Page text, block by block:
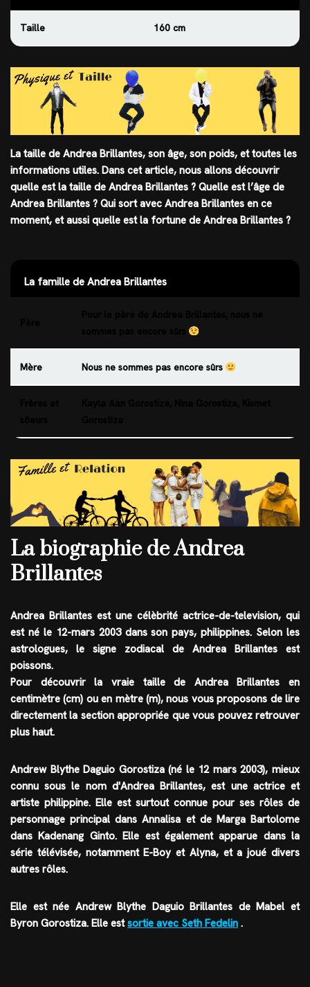
Taille 160 cm
La taille de Andrea Brillantes, son âge, son poids, et toutes les
informations utiles. Dans cet article, nous allons découvrir
quelle estla taille de Andrea Brillantes ? Quelle est l’âge de
Andrea Brillantes ? Qui sort avec Andrea Brillantes en ce
moment, et aussi quelle est la fortune de Andrea Brillantes ?
La famille de Andrea Brillantes
Mère Nous ne sommes pas encore sûrs
La biographie de Andrea
Brillantes
Andrea Brillantes est une célèbrité actrice-de-television, qui
est né le 12-mars 2003dans son pays,philippines. Selon les
astrologues, le signe zodiacal de Andrea Brillantes est
poissons.
Pour découvrir la vraie taille de Andrea Brillantes en
centimètre (cm) ou en mètre (m), nous vous proposons de lire
directement la section appropriée que vous pouvez retrouver
plus haut.
Andrew Blythe Daguio Gorostiza (né le 12 mars 2003), mieux
connu sous le nom d'Andrea Brillantes, est une actrice et
artiste philippine. Elle est surtout connue pour ses rôles de
personnage principal dans Annalisa et de Marga Bartolome
dans Kadenang Ginto. Elle est également apparue dans la
série télévisée, notamment E-Boy et Alyna, et a joué divers
autres rôles.
Elle est née Andrew Blythe Daguio Brillantes de Mabel et
Byron Gorostiza. Elle estsortie avec Seth Fedelin .